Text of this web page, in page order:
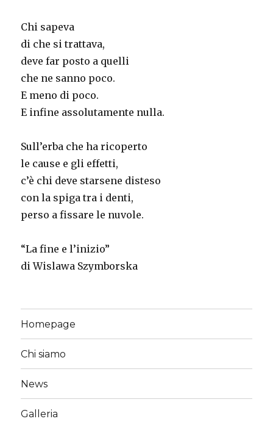
Chi sapeva
di che si trattava,
deve far posto a quelli
che ne sanno poco.
E meno di poco.
E infine assolutamente nulla.
Sull’erba che ha ricoperto
le cause e gli effetti,
c’è chi deve starsene disteso
con la spiga tra i denti,
perso a fissare le nuvole.
“La fine e l’inizio”
di Wislawa Szymborska
Homepage
Chi siamo
News
Galleria